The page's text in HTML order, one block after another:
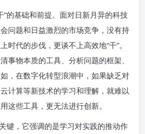
”的基础和前提。面对日新月异的科技
问题和日益激烈的市场竞争，没有持
时代的步伐，更谈不上高效地“干”。
事物本质的工具、分析问题的框架、
，在数字化转型浪潮中，如果缺乏对
计算等新技术的学习和理解，就难以
这些工具，更无法进行创新。
键，它强调的是学习对实践的推动作